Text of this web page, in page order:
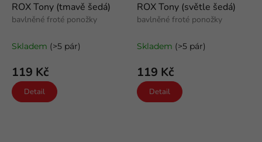
ROX Tony (tmavě šedá)
bavlněné froté ponožky
Skladem (>5 pár)
119 Kč
Detail
ROX Tony (světle šedá)
bavlněné froté ponožky
Skladem (>5 pár)
119 Kč
Detail